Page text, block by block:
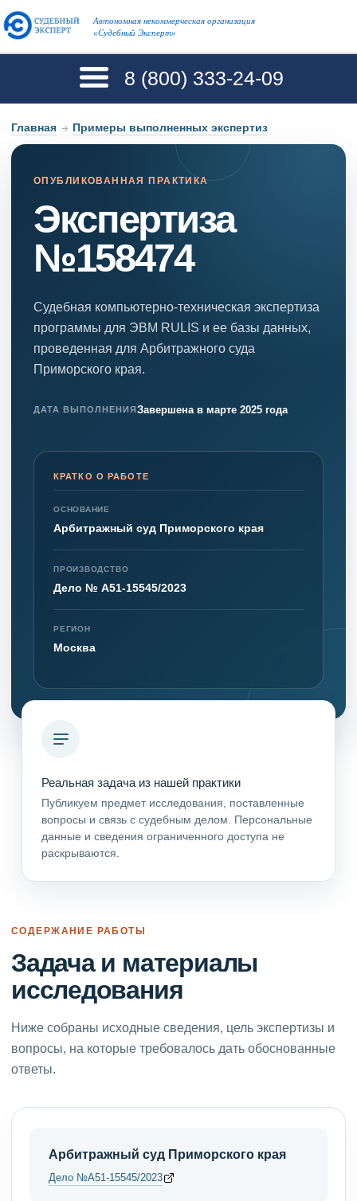
Автономная некоммерческая организация
«Судебный Эксперт»
8 (800) 333-24-09
Главная → Примеры выполненных экспертиз
ОПУБЛИКОВАННАЯ ПРАКТИКА
Экспертиза
№158474
Судебная компьютерно-техническая экспертиза
программы для ЭВМ RULIS и ее базы данных,
проведенная для Арбитражного суда
Приморского края.
ДАТА ВЫПОЛНЕНИЯЗавершена в марте 2025 года
КРАТКО О РАБОТЕ
ОСНОВАНИЕ
Арбитражный суд Приморского края
ПРОИЗВОДСТВО
Дело № А51-15545/2023
РЕГИОН
Москва
Реальная задача из нашей практики
Публикуем предмет исследования, поставленные
вопросы и связь с судебным делом. Персональные
данные и сведения ограниченного доступа не
раскрываются.
СОДЕРЖАНИЕ РАБОТЫ
Задача и материалы
исследования
Ниже собраны исходные сведения, цель экспертизы и
вопросы, на которые требовалось дать обоснованные
ответы.
Арбитражный суд Приморского края
Дело №А51-15545/2023